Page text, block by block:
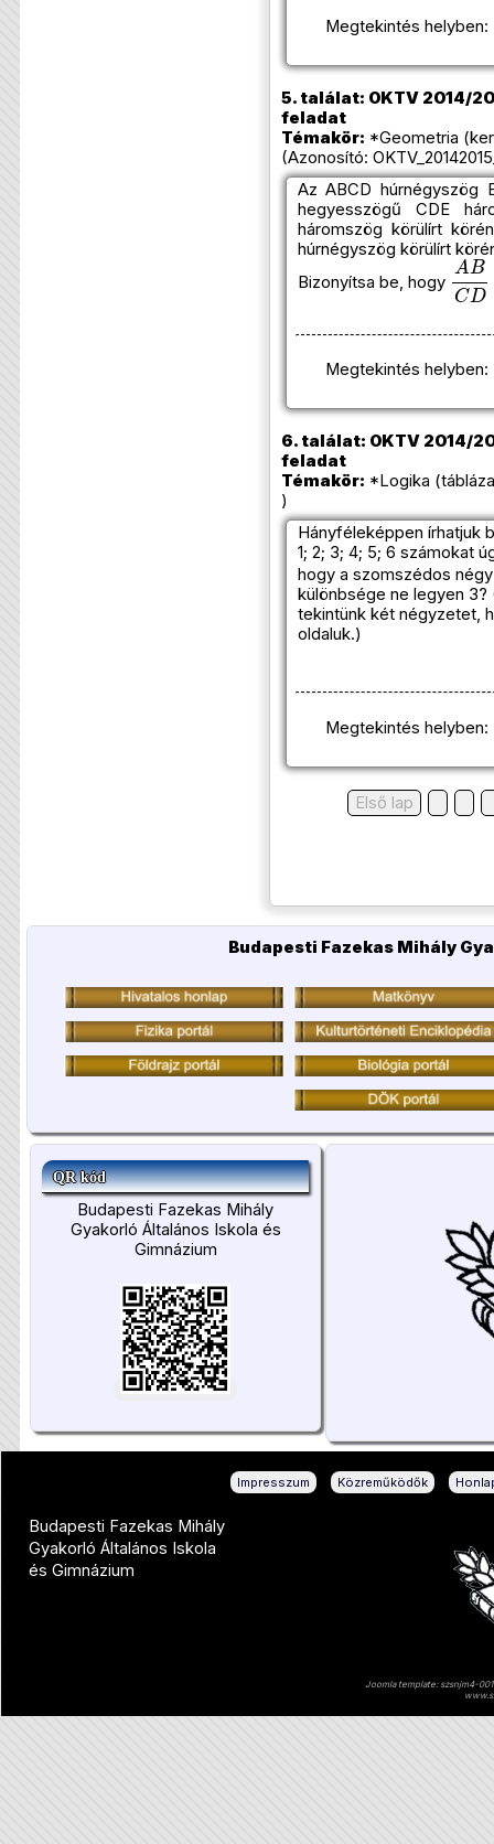
Megtekintés helyben:
5. találat: OKTV 2014/
feladat
Témakör: *Geometria
(Azonosító:
Az ABCD húrnégyszög
hegyesszögű CDE
háromszög körülírt
húrnégyszög körülírt
Bizonyítsa be, hogy
ABC
Megtekintés helyben:
6. találat: OKTV 2014/
feladat
Témakör: *Logika
)
Hányféleképpen írhatjuk
1; 2; 3; 4; 5; 6 számokat
hogy a szomszédos
különbsége ne legyen
tekintünk két négyzetet,
oldaluk.)
Megtekintés helyben:
Első lap
Budapesti Fazekas Mihály
QR kód
Budapesti Fazekas Mihály
Gyakorló Általános Iskola és
Gimnázium
Impresszum Közreműködők
Budapesti Fazekas Mihály
Gyakorló Általános Iskola
és Gimnázium
Joomla template: szsnjm4-